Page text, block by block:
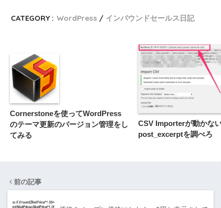
CATEGORY : WordPress インバウンドセールス日記
Cornerstoneを使ってWordPress
のテーマ更新のバージョン管理をし
てみる
CSV Importerが動かな
post_excerptを調べろ
前の記事